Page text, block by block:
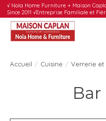
√ Nola Home Furniture + Maison
Since 2011 √Entreprise Familiale et
Accueil / Cuisine / Verrerie et
Bar